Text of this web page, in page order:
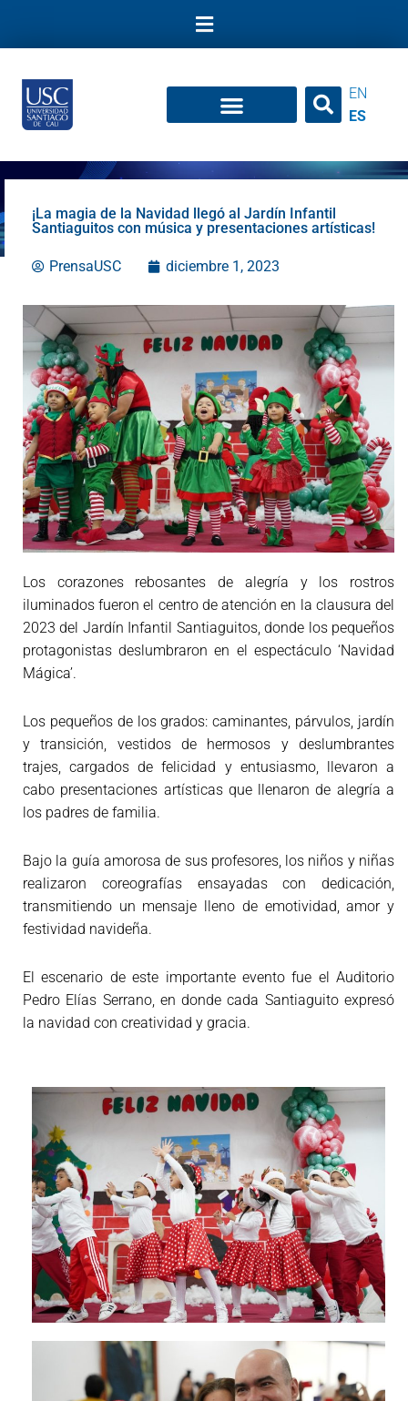
EN
ES
¡La magia de la Navidad llegó al Jardín Infantil
Santiaguitos con música y presentaciones artísticas!
PrensaUSC diciembre 1, 2023
Los corazones rebosantes de alegría y los rostros
iluminados fueron el centro de atención en la clausura del
2023 del Jardín Infantil Santiaguitos, donde los pequeños
protagonistas deslumbraron en el espectáculo ‘Navidad
Mágica’.
Los pequeños de los grados: caminantes, párvulos, jardín
y transición, vestidos de hermosos y deslumbrantes
trajes, cargados de felicidad y entusiasmo, llevaron a
cabo presentaciones artísticas que llenaron de alegría a
los padres de familia.
Bajo la guía amorosa de sus profesores, los niños y niñas
realizaron coreografías ensayadas con dedicación,
transmitiendo un mensaje lleno de emotividad, amor y
festividad navideña.
El escenario de este importante evento fue el Auditorio
Pedro Elías Serrano, en donde cada Santiaguito expresó
la navidad con creatividad y gracia.